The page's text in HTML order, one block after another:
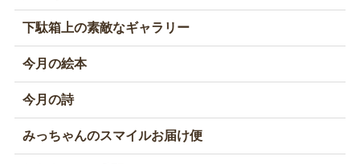
下駄箱上の素敵なギャラリー
今月の絵本
今月の詩
みっちゃんのスマイルお届け便